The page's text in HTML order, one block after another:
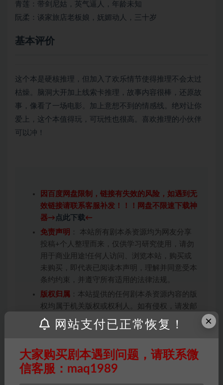
青莲：带剑尼姑，英气逼人，年龄未知
阮柔：谈家旅店老板娘，妩媚动人，三十岁
基本评价
这个本是硬核推理，但加入了欢乐情节使得推理不会太过
枯燥。脑洞大开加上线索卡推理，故事内容很棒，还原故
事，像看了一场电影。加上意想不到的情感线。绝对让你
爱上，这个本值得玩，可玩性也很高。喜欢推理的小伙伴
可以冲！
因百度网盘限制，链接有失效的风险，如遇到无
效链接请联系客服补发！！！网盘不限速下载神
器→ 点此下载←
免责声明 ： 本站所有剧本杀资源均为网友分享
投稿+个人整理而来，仅供学习研究使用，请勿
用于商业用途!任何人访问、浏览本站，购买或
未购买，即代表已阅读本声明，理解并同意受本
条约约束，并遵守所有适用的法律法规。
版权归属 ：本站提供的任何剧本杀资源内容的版
权均属于机关版权或权利人。如有侵权，请发邮
件通知并提供相关证实资料至邮箱
448271243@qq.com，如若情况属实，我们将
积分说明∶剧本杀下载所需积分非剧本杀资源自
身价值，本站积分为本站收取的赞助费，用于本
×
网站支付已正常恢复！
大家购买剧本遇到问题，请联系微
信客服：maq1989